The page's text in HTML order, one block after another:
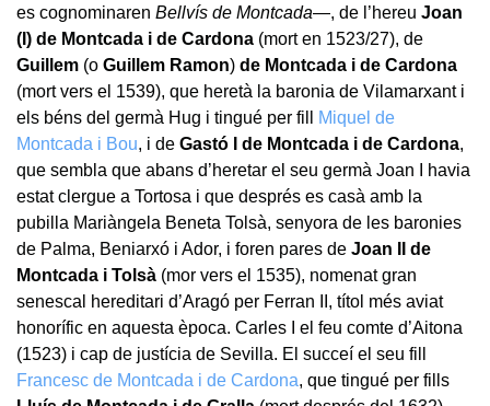
es cognominaren Bellvís de Montcada—, de l’hereu Joan
(I) de Montcada i de Cardona (mort en 1523/27), de
Guillem (o Guillem Ramon) de Montcada i de Cardona
(mort vers el 1539), que heretà la baronia de Vilamarxant i
els béns del germà Hug i tingué per fill
Miquel de
Montcada i Bou, i de Gastó I de Montcada i de Cardona,
que sembla que abans d’heretar el seu germà Joan I havia
estat clergue a Tortosa i que després es casà amb la
pubilla Mariàngela Beneta Tolsà, senyora de les baronies
de Palma, Beniarxó i Ador, i foren pares de Joan II de
Montcada i Tolsà (mor vers el 1535), nomenat gran
senescal hereditari d’Aragó per Ferran II, títol més aviat
honorífic en aquesta època. Carles I el feu comte d’Aitona
(1523) i cap de justícia de Sevilla. El succeí el seu fill
Francesc de Montcada i de Cardona, que tingué per fills